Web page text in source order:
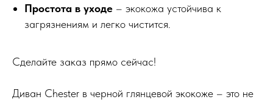
Простота в уходе – экокожа устойчива к
загрязнениям и легко чистится.
Сделайте заказ прямо сейчас!
Диван Chester в черной глянцевой экокоже – это не